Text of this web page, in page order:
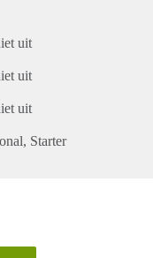
uit
uit
uit
Starter